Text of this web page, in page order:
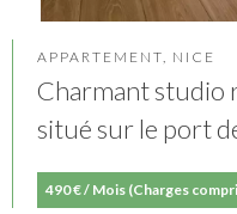
APPARTEMENT, NICE
Charmant studio
situé sur le port
490 € / Mois (Charges